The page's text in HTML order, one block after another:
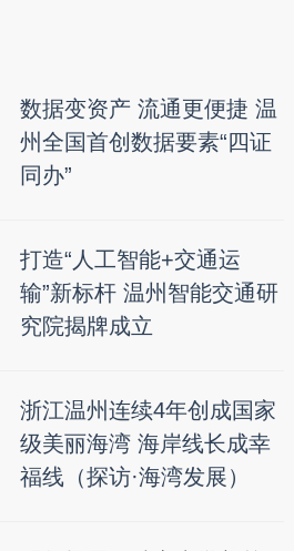
数据变资产 流通更便捷 温
州全国首创数据要素“四证
同办”
打造“人工智能+交通运
输”新标杆 温州智能交通研
究院揭牌成立
浙江温州连续4年创成国家
级美丽海湾 海岸线长成幸
福线（探访·海湾发展）